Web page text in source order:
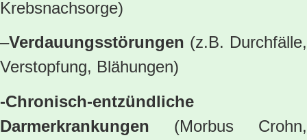
Krebsnachsorge)
–Verdauungsstörungen (z.B. Durchfälle,
Verstopfung, Blähungen)
-Chronisch-entzündliche
Darmerkrankungen (Morbus Crohn,